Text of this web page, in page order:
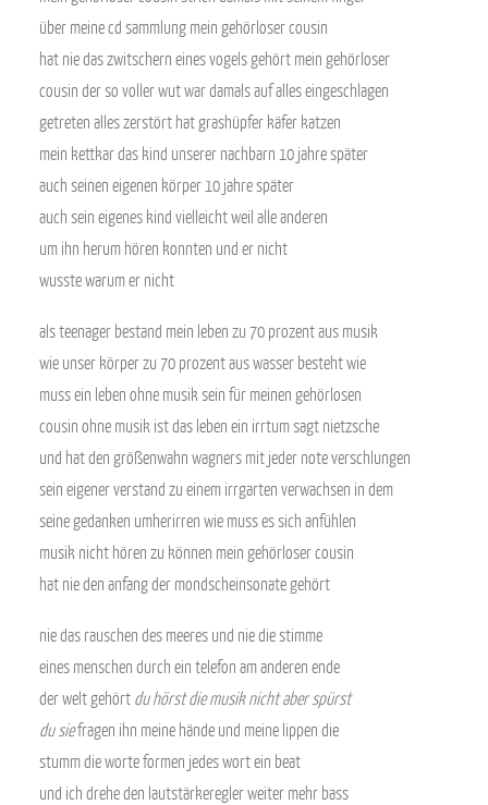
über meine cd sammlung mein gehörloser cousin
hat nie das zwitschern eines vogels gehört mein gehörloser
cousin der so voller wut war damals auf alles eingeschlagen
getreten alles zerstört hat grashüpfer käfer katzen
mein kettkar das kind unserer nachbarn 10 jahre später
auch seinen eigenen körper 10 jahre später
auch sein eigenes kind vielleicht weil alle anderen
um ihn herum hören konnten und er nicht
wusste warum er nicht
als teenager bestand mein leben zu 70 prozent aus musik
wie unser körper zu 70 prozent aus wasser besteht wie
muss ein leben ohne musik sein für meinen gehörlosen
cousin ohne musik ist das leben ein irrtum sagt nietzsche
und hat den größenwahn wagners mit jeder note verschlungen
sein eigener verstand zu einem irrgarten verwachsen in dem
seine gedanken umherirren wie muss es sich anfühlen
musik nicht hören zu können mein gehörloser cousin
hat nie den anfang der mondscheinsonate gehört
nie das rauschen des meeres und nie die stimme
eines menschen durch ein telefon am anderen ende
der welt gehört du hörst die musik nicht aber spürst
du siefragen ihn meine hände und meine lippen die
stumm die worte formen jedes wort ein beat
und ich drehe den lautstärkeregler weiter mehr bass